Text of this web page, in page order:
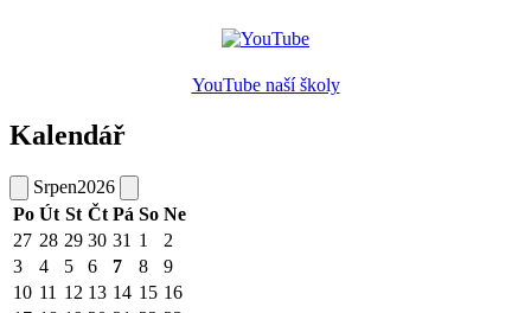
YouTube naší školy
Kalendář
Srpen2026
Po Út St Čt Pá So Ne
27 28 29 30 31 1
2
3
4 5 6 7 8
9
10 11 12 13 14 15 16